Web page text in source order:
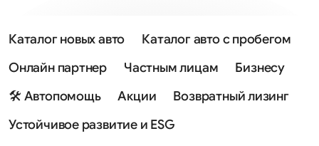
Каталог новых авто
Каталог авто с пробегом
Онлайн партнер
Частным лицам
Бизнесу
🛠 Автопомощь
Акции
Возвратный лизинг
Устойчивое развитие и ESG